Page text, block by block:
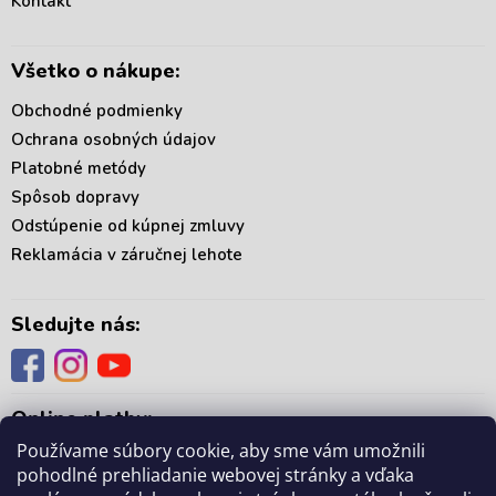
Používame súbory cookie, aby sme vám umožnili
pohodlné prehliadanie webovej stránky a vďaka
Všetko o nákupe:
Obchodné podmienky
Ochrana osobných údajov
Platobné metódy
Spôsob dopravy
Odstúpenie od kúpnej zmluvy
Reklamácia v záručnej lehote
Sledujte nás:
Online platby: